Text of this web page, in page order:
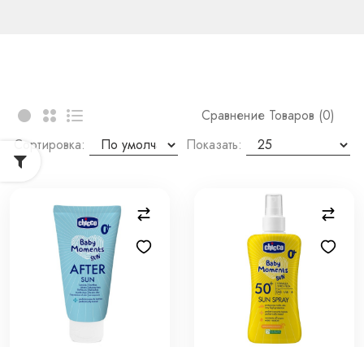
Сравнение Товаров (0)
Сортировка:
Показать: